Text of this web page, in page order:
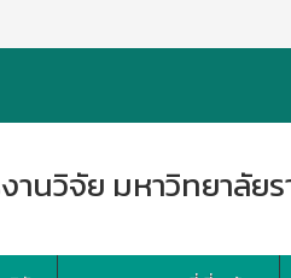
านวิจัย มหาวิทยาลัย